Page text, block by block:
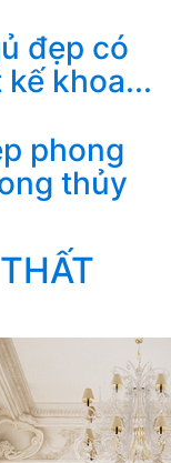
đẹp có
khoa...
phong
thủy